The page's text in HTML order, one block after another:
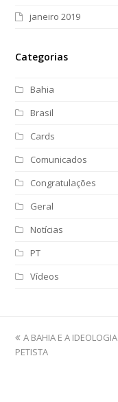
janeiro 2019
Categorias
Bahia
Brasil
Cards
Comunicados
Congratulações
Geral
Notícias
PT
Vídeos
previous
post:
A BAHIA E A IDEOLOGIA
PETISTA